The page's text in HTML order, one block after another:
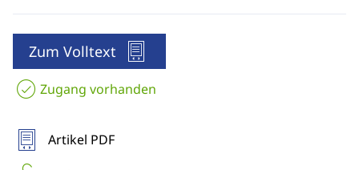
Zum Volltext
Zugang vorhanden
Artikel PDF